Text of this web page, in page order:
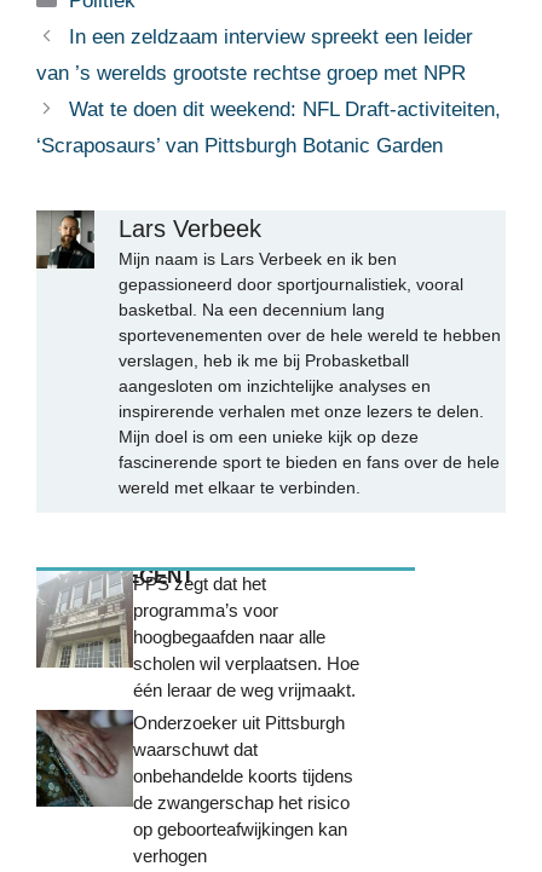
In een zeldzaam interview spreekt een leider
van ’s werelds grootste rechtse groep met NPR
Wat te doen dit weekend: NFL Draft-activiteiten,
‘Scraposaurs’ van Pittsburgh Botanic Garden
Lars Verbeek
Mijn naam is Lars Verbeek en ik ben
gepassioneerd door sportjournalistiek, vooral
basketbal. Na een decennium lang
sportevenementen over de hele wereld te hebben
verslagen, heb ik me bij Probasketball
aangesloten om inzichtelijke analyses en
inspirerende verhalen met onze lezers te delen.
Mijn doel is om een unieke kijk op deze
fascinerende sport te bieden en fans over de hele
wereld met elkaar te verbinden.
MEEST RECENTPPS zegt dat het
programma’s voor
hoogbegaafden naar alle
scholen wil verplaatsen. Hoe
één leraar de weg vrijmaakt.
Onderzoeker uit Pittsburgh
waarschuwt dat
onbehandelde koorts tijdens
de zwangerschap het risico
op geboorteafwijkingen kan
verhogen